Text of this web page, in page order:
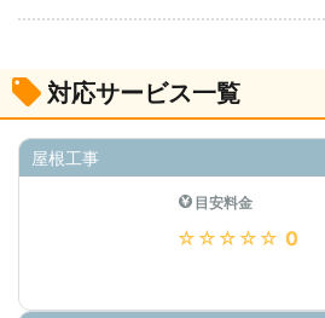
対応サービス一覧
屋根工事
目安料金
★★★★★ 0